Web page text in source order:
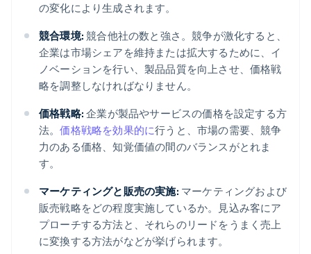
の変化により生成されます。
競合環境: 競合他社の数と強さ。競争が激化すると、
企業は市場シェアを維持または拡大するために、イ
ノベーションを行い、製品品質を向上させ、価格戦
略を調整しなければなりません。
価格戦略: 企業が製品やサービスの価格を設定する方
法。価格戦略を効果的に行うと、市場の需要、競争
力のある価格、知覚価値の間のバランスがとれま
す。
マーケティングと販売の実施: マーケティングおよび
販売戦略をどの程度実施しているか。見込み客にア
プローチする方法と、それらのリードをうまく売上
に変換する方法がなどが挙げられます。